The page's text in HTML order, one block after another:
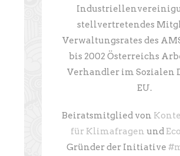
stellvertretendes
Verwaltungsrates des
bis 2002 Österreichs
Verhandler im Sozialen
EU.
Beiratsmitglied von
für Klimafragen und
Gründer der Initiative